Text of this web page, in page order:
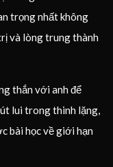
trọng nhất không
và lòng trung thành
thắn với anh để
lui trong thinh lặng,
bài học về giới hạn